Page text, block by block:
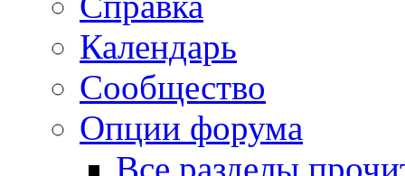
Календарь
Сообщество
Опции форума
Все разделы